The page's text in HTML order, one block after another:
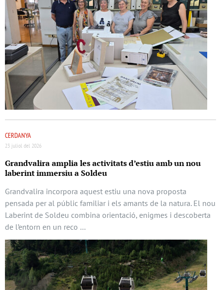
CERDANYA
23 juliol del 2026
Grandvalira amplia les activitats d’estiu amb un nou
laberint immersiu a Soldeu
Grandvalira incorpora aquest estiu una nova proposta
pensada per al públic familiar i els amants de la natura. El nou
Laberint de Soldeu combina orientació, enigmes i descoberta
de l’entorn en un reco …